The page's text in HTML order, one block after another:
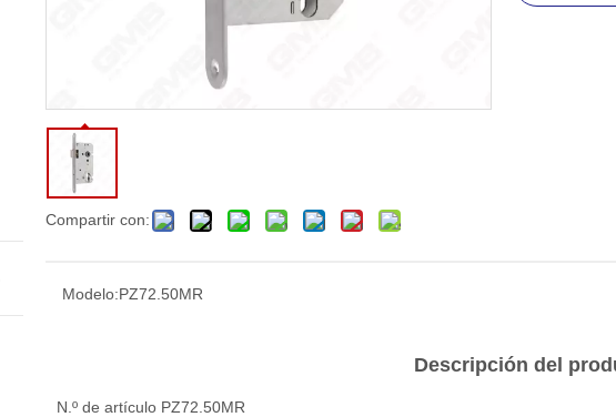
Compartir con:
Modelo:PZ72.50MR
Descripción del
N.º de artículo PZ72.50MR